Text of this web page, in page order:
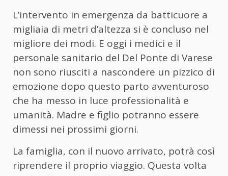
L’intervento in emergenza da batticuore a
migliaia di metri d’altezza si è concluso nel
migliore dei modi. E oggi i medici e il
personale sanitario del Del Ponte di Varese
non sono riusciti a nascondere un pizzico di
emozione dopo questo parto avventuroso
che ha messo in luce professionalità e
umanità. Madre e figlio potranno essere
dimessi nei prossimi giorni.
La famiglia, con il nuovo arrivato, potrà così
riprendere il proprio viaggio. Questa volta